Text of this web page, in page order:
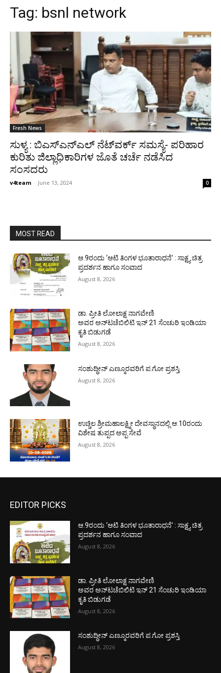
Tag: bsnl network
Fresh News
ಸುಳ್ಯ : ಬಿಎಸ್‌ಎನ್‌ಎಲ್ ನೆಟ್‌ವರ್ಕ್ ಸಮಸ್ಯೆ- ಪರಿಹಾರ
ಕುರಿತು ಜಿಲ್ಲಾಧಿಕಾರಿಗಳ ಜೊತೆ ಚರ್ಚೆ ನಡೆಸಿದ
ಸಂಸದರು
v4team - June 13, 2024 0
MOST READ
ಆ.9ರಂದು ‘ಆಟಿ ತಿಂಗಳ ಭೂತಾರಾಧನೆ’ : ಸಾಕ್ಷ್ಯ ಚಿತ್ರ
ಪ್ರದರ್ಶನ ಹಾಗೂ ಸಂವಾದ
August 8, 2026
ಡಾ. ಪ್ರೀತಿ ಲೋಲಾಕ್ಷ ನಾಗವೇಣಿ
ಅವರ ಅನ್‌ಟಚೆಬಿಲಿಟಿ ಇನ್ 21 ಸೆಂಚುರಿ ಇಂಡಿಯಾ
ಕೃತಿ ಬಿಡುಗಡೆ
August 8, 2026
ಸಂಶುದ್ಧೀನ್ ಎಣ್ಮೂರವರಿಗೆ ಪ.ಗೋ ಪ್ರಶಸ್ತಿ
August 8, 2026
ಉಚ್ಚಿಲ ಶ್ರೀಮಹಾಲಕ್ಷ್ಮೀ ದೇವಸ್ಥಾನದಲ್ಲಿ ಆ.10ರಂದು
ವಿಶೇಷ ತುಪ್ಪದ ಅಪ್ಪ ಸೇವೆ
August 8, 2026
EDITOR PICKS
ಆ.9ರಂದು ‘ಆಟಿ ತಿಂಗಳ ಭೂತಾರಾಧನೆ’ : ಸಾಕ್ಷ್ಯ ಚಿತ್ರ
ಪ್ರದರ್ಶನ ಹಾಗೂ ಸಂವಾದ
August 8, 2026
ಡಾ. ಪ್ರೀತಿ ಲೋಲಾಕ್ಷ ನಾಗವೇಣಿ
ಅವರ ಅನ್‌ಟಚೆಬಿಲಿಟಿ ಇನ್ 21 ಸೆಂಚುರಿ ಇಂಡಿಯಾ
ಕೃತಿ ಬಿಡುಗಡೆ
August 8, 2026
ಸಂಶುದ್ಧೀನ್ ಎಣ್ಮೂರವರಿಗೆ ಪ.ಗೋ ಪ್ರಶಸ್ತಿ
August 8, 2026